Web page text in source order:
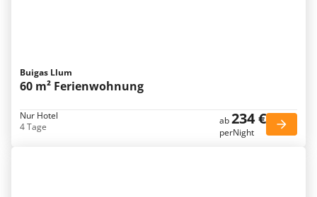
Buigas Llum
60 m² Ferienwohnung
Nur Hotel
4 Tage
ab234 €
perNight